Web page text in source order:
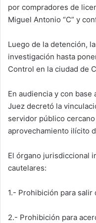
por compradores de
Miguel Antonio “C” y
Luego de la detención,
investigación hasta
Control en la ciudad de
En audiencia y con
Juez decretó la
servidor público
aprovechamiento ilícito
El órgano jurisdiccional
cautelares:
1.- Prohibición para salir
2.- Prohibición para